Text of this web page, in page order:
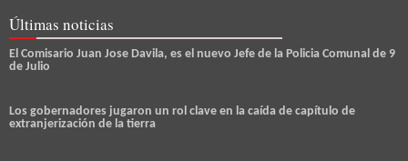
Últimas noticias
El Comisario Juan Jose Davila, es el nuevo Jefe de la Policia Comunal de 9
de Julio
Los gobernadores jugaron un rol clave en la caída de capítulo de
extranjerización de la tierra